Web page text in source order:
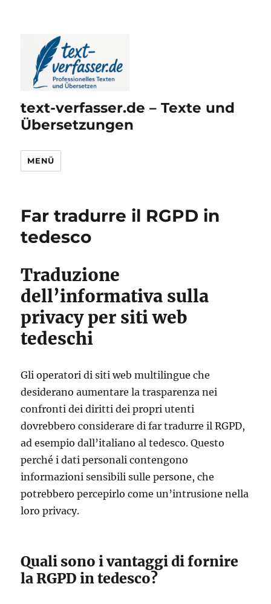
text-verfasser.de – Texte und
Übersetzungen
MENÜ
Far tradurre il RGPD in
tedesco
Traduzione
dell’informativa sulla
privacy per siti web
tedeschi
Gli operatori di siti web multilingue che
desiderano aumentare la trasparenza nei
confronti dei diritti dei propri utenti
dovrebbero considerare di far tradurre il RGPD,
ad esempio dall’italiano al tedesco. Questo
perché i dati personali contengono
informazioni sensibili sulle persone, che
potrebbero percepirlo come un’intrusione nella
loro privacy.
Quali sono i vantaggi di fornire
la RGPD in tedesco?